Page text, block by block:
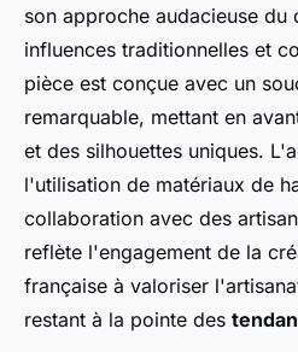
son approche audacieuse du
influences traditionnelles et
pièce est conçue avec un
remarquable, mettant en
et des silhouettes uniques.
l'utilisation de matériaux de
collaboration avec des
reflète l'engagement de la
française à valoriser
restant à la pointe des